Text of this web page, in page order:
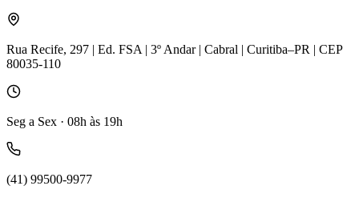
Rua Recife, 297 | Ed. FSA | 3º Andar | Cabral | Curitiba–PR | CEP
80035-110
Seg a Sex · 08h às 19h
(41) 99500-9977